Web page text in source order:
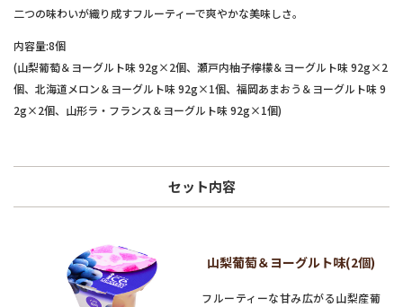
二つの味わいが織り成すフルーティーで爽やかな美味しさ。
内容量:8個
(山梨葡萄＆ヨーグルト味 92g×2個、瀬戸内柚子檸檬＆ヨーグルト味 92g×2
個、北海道メロン＆ヨーグルト味 92g×1個、福岡あまおう＆ヨーグルト味 9
2g×2個、山形ラ・フランス＆ヨーグルト味 92g×1個)
セット内容
山梨葡萄＆ヨーグルト味(2個)
フルーティーな甘み広がる山梨産葡